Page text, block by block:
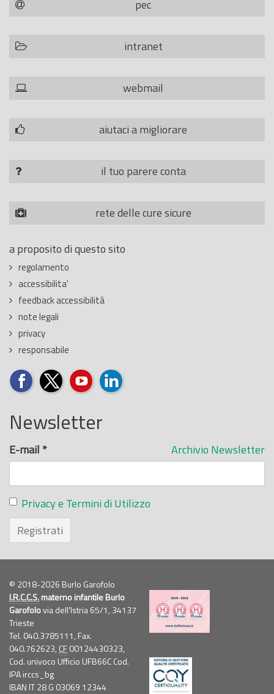
pec
intranet
webmail
aiutaci a migliorare
il tuo parere conta
rete delle cure sicure
a proposito di questo sito
regolamento
accessibilita'
feedback accessibilità
note legali
privacy
responsabile
Newsletter
Archivio Newsletter
E-mail *
Privacy e Termini di Utilizzo
Registrati
© 2018-2026 Burlo Garofolo
I.R.C.C.S.materno infantile Burlo
Garofolovia dell'Istria 65/1, 34137
Trieste
Tel. 040.3785111, Fax.
040.762623, CF00124430323,
Cod. univoco Ufficio UFB66C Cod.
IPA irccs_bg
IBAN IT 28 G 03069 12344